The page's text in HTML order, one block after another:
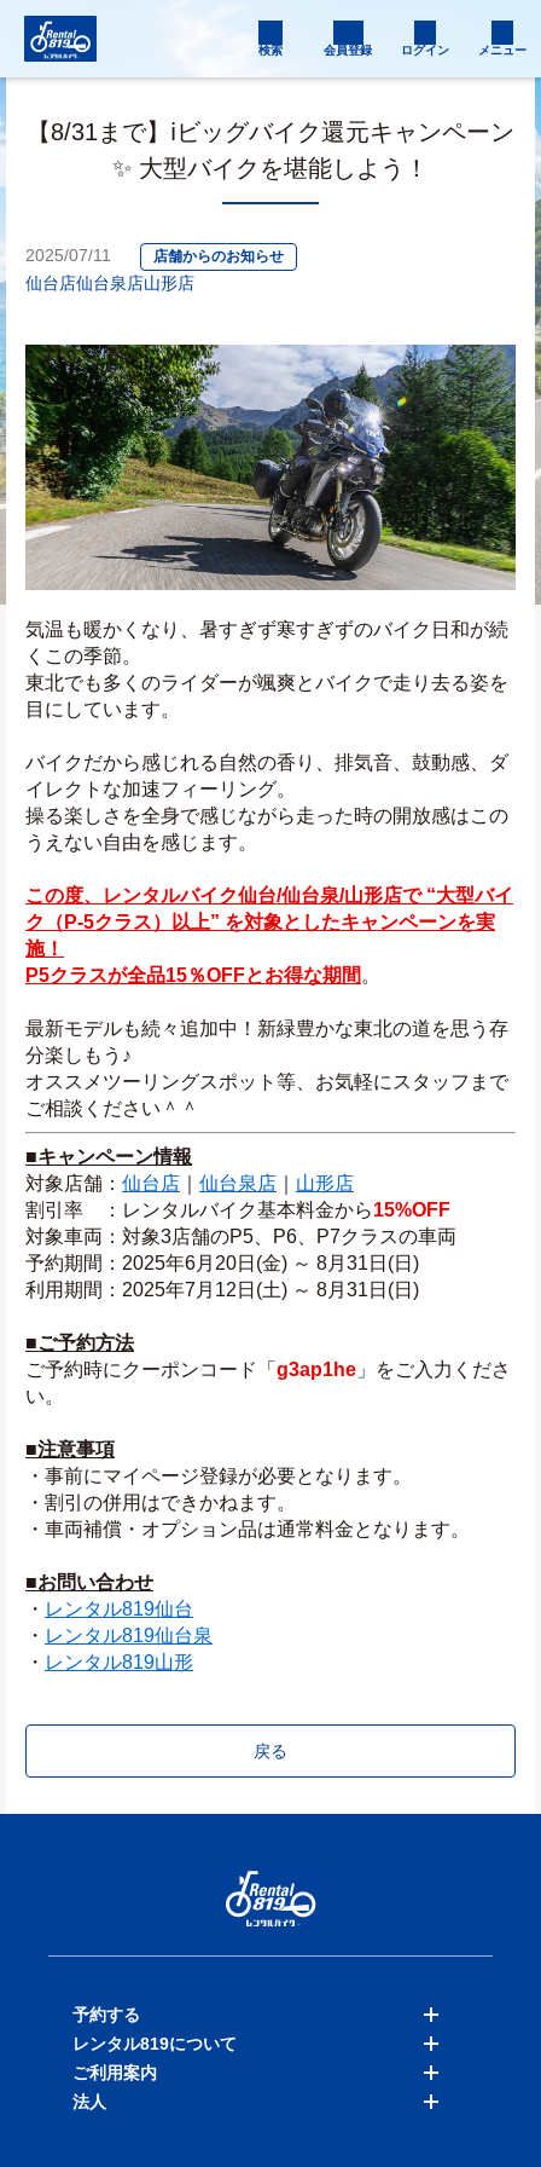
検索 会員登録 ログイン メニュー
【8/31まで】ℹ️ビッグバイク還元キャンペーン
✨ 大型バイクを堪能しよう！
2025/07/11 店舗からのお知らせ
仙台店仙台泉店山形店
気温も暖かくなり、暑すぎず寒すぎずのバイク日和が続
くこの季節。
東北でも多くのライダーが颯爽とバイクで走り去る姿を
目にしています。
バイクだから感じれる自然の香り、排気音、鼓動感、ダ
イレクトな加速フィーリング。
操る楽しさを全身で感じながら走った時の開放感はこの
うえない自由を感じます。
この度、レンタルバイク仙台/仙台泉/山形店で “大型バイ
ク（P-5クラス）以上” を対象としたキャンペーンを実
施！
P5クラスが全品15％OFFとお得な期間 。
最新モデルも続々追加中！新緑豊かな東北の道を思う存
分楽しもう♪
オススメツーリングスポット等、お気軽にスタッフまで
ご相談ください＾＾
■キャンペーン情報
対象店舗： 仙台店 仙台泉店
山形店
割引率　：レンタルバイク基本料金から15%OFF
対象車両：対象3店舗のP5、P6、P7クラスの車両
予約期間：2025年6月20日(金) ～ 8月31日(日)
利用期間：2025年7月12日(土) ～ 8月31日(日)
■ご予約方法
ご予約時にクーポンコード「 g3ap1he 」をご入力くださ
い。
■注意事項
・事前にマイページ登録が必要となります。
・割引の併用はできかねます。
・車両補償・オプション品は通常料金となります。
■お問い合わせ
・ レンタル819仙台
・ レンタル819仙台泉
・ レンタル819山形
戻る
予約する
バイクを探す
店舗を探す
レンタル819について
料金表
ご利用案内
法人